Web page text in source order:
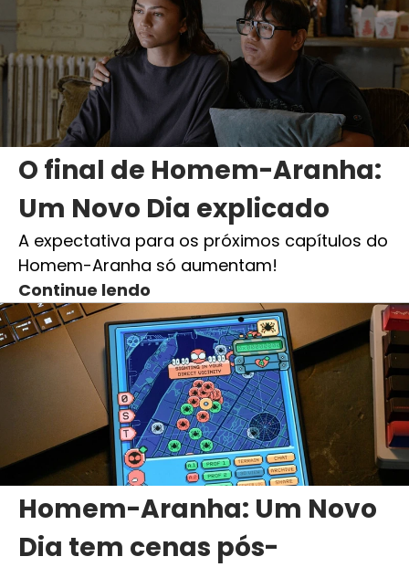
O final de Homem-Aranha:
Um Novo Dia explicado
A expectativa para os próximos capítulos do
Homem-Aranha só aumentam!
Continue lendo
Homem-Aranha: Um Novo
Dia tem cenas pós-